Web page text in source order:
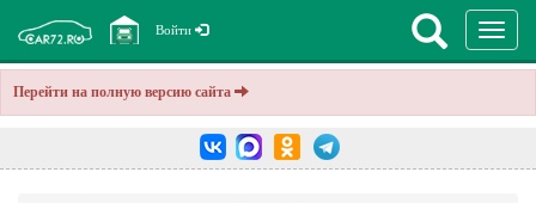
Перейти на полную версию сайта
Войти